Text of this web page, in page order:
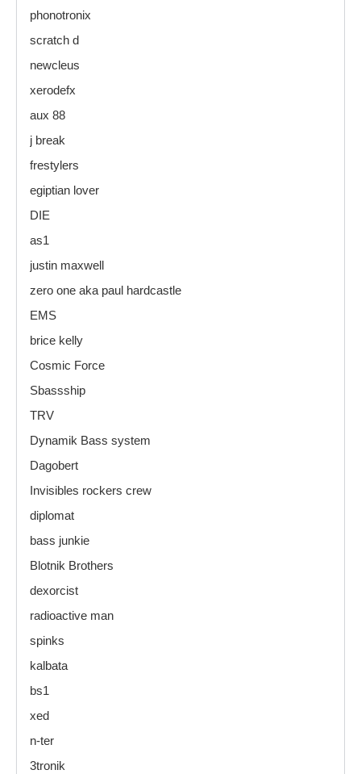
phonotronix
scratch d
newcleus
xerodefx
aux 88
j break
frestylers
egiptian lover
DIE
as1
justin maxwell
zero one aka paul hardcastle
EMS
brice kelly
Cosmic Force
Sbassship
TRV
Dynamik Bass system
Dagobert
Invisibles rockers crew
diplomat
bass junkie
Blotnik Brothers
dexorcist
radioactive man
spinks
kalbata
bs1
xed
n-ter
3tronik